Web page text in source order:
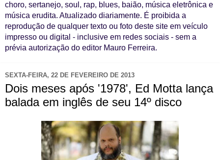
choro, sertanejo, soul, rap, blues, baião, música eletrônica e
música erudita. Atualizado diariamente. É proibida a
reprodução de qualquer texto ou foto deste site em veículo
impresso ou digital - inclusive em redes sociais - sem a
prévia autorização do editor Mauro Ferreira.
SEXTA-FEIRA, 22 DE FEVEREIRO DE 2013
Dois meses após '1978', Ed Motta lança
balada em inglês de seu 14º disco